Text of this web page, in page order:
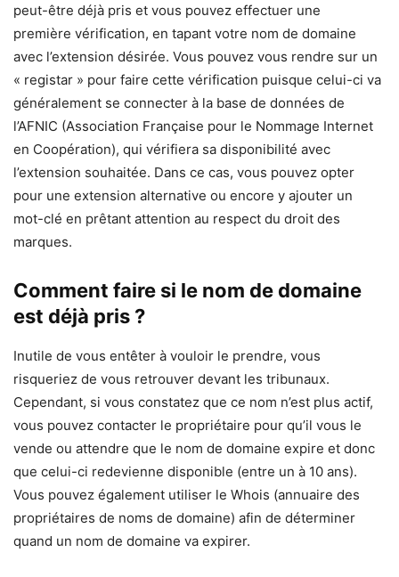
peut-être déjà pris et vous pouvez effectuer une
première vérification, en tapant votre nom de domaine
avec l’extension désirée. Vous pouvez vous rendre sur un
« registar » pour faire cette vérification puisque celui-ci va
généralement se connecter à la base de données de
l’AFNIC (Association Française pour le Nommage Internet
en Coopération), qui vérifiera sa disponibilité avec
l’extension souhaitée. Dans ce cas, vous pouvez opter
pour une extension alternative ou encore y ajouter un
mot-clé en prêtant attention au respect du droit des
marques.
Comment faire si le nom de domaine
est déjà pris ?
Inutile de vous entêter à vouloir le prendre, vous
risqueriez de vous retrouver devant les tribunaux.
Cependant, si vous constatez que ce nom n’est plus actif,
vous pouvez contacter le propriétaire pour qu’il vous le
vende ou attendre que le nom de domaine expire et donc
que celui-ci redevienne disponible (entre un à 10 ans).
Vous pouvez également utiliser le Whois (annuaire des
propriétaires de noms de domaine) afin de déterminer
quand un nom de domaine va expirer.